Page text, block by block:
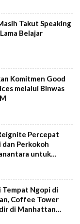
Takut Speaking
Belajar
Komitmen Good
melalui Binwas
Percepat
Perkokoh
untuk
Tempat Ngopi di
Coffee Tower
di Manhattan